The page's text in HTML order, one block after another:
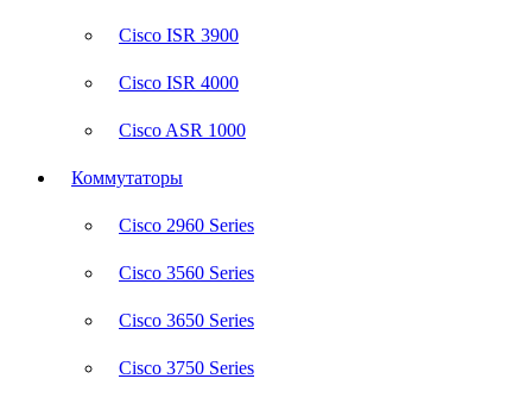
Cisco ISR 3900
Cisco ISR 4000
Cisco ASR 1000
Коммутаторы
Cisco 2960 Series
Cisco 3560 Series
Cisco 3650 Series
Cisco 3750 Series